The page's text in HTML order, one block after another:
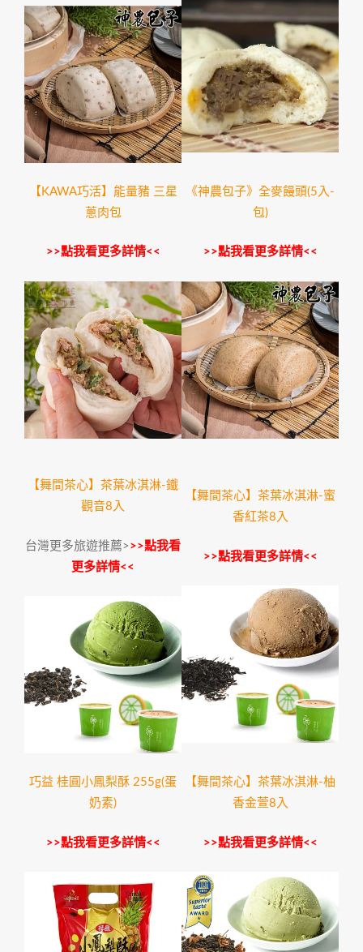
【KAWA巧活】能量豬 三星
蔥肉包
>>點我看更多詳情<<
《神農包子》全麥饅頭(5入-
包)
>>點我看更多詳情<<
【舞間茶心】茶葉冰淇淋-鐵
觀音8入
台灣更多旅遊推薦>>>點我看
更多詳情<<
【舞間茶心】茶葉冰淇淋-蜜
香紅茶8入
>>點我看更多詳情<<
巧益 桂圓小鳳梨酥 255g(蛋
奶素)
>>點我看更多詳情<<
【舞間茶心】茶葉冰淇淋-柚
香金萱8入
>>點我看更多詳情<<